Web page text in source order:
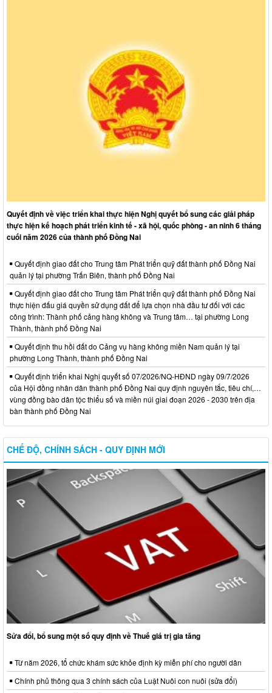
Quyết định về việc triển khai thực hiện Nghị quyết bổ sung các giải pháp
thực hiện kế hoạch phát triển kinh tế - xã hội, quốc phòng - an ninh 6 tháng
cuối năm 2026 của thành phố Đồng Nai
Quyết định giao đất cho Trung tâm Phát triển quỹ đất thành phố Đồng Nai
quản lý tại phường Trấn Biên, thành phố Đồng Nai
Quyết định giao đất cho Trung tâm Phát triển quỹ đất thành phố Đồng Nai
thực hiện đấu giá quyền sử dụng đất để lựa chọn nhà đầu tư đối với các
công trình: Thành phố cảng hàng không và Trung tâm… tại phường Long
Thành, thành phố Đồng Nai
Quyết định thu hồi đất do Cảng vụ hàng không miền Nam quản lý tại
phường Long Thành, thành phố Đồng Nai
Quyết định triển khai Nghị quyết số 07/2026/NQ-HĐND ngày 09/7/2026
của Hội đồng nhân dân thành phố Đồng Nai quy định nguyên tắc, tiêu chí,…
vùng đồng bào dân tộc thiểu số và miền núi giai đoạn 2026 - 2030 trên địa
bàn thành phố Đồng Nai
CHẾ ĐỘ, CHÍNH SÁCH - QUY ĐỊNH MỚI
Sửa đổi, bổ sung một số quy định về Thuế giá trị gia tăng
Từ năm 2026, tổ chức khám sức khỏe định kỳ miễn phí cho người dân
Chính phủ thông qua 3 chính sách của Luật Nuôi con nuôi (sửa đổi)